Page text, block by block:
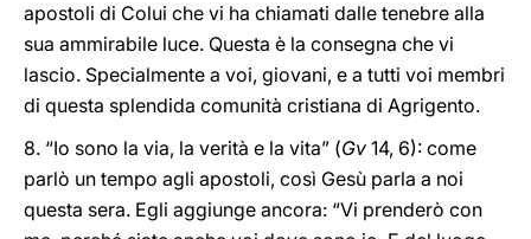
apostoli di Colui che vi ha chiamati dalle tenebre alla
sua ammirabile luce. Questa è la consegna che vi
lascio. Specialmente a voi, giovani, e a tutti voi membri
di questa splendida comunità cristiana di Agrigento.
8. “Io sono la via, la verità e la vita” (Gv 14, 6): come
parlò un tempo agli apostoli, così Gesù parla a noi
questa sera. Egli aggiunge ancora: “Vi prenderò con